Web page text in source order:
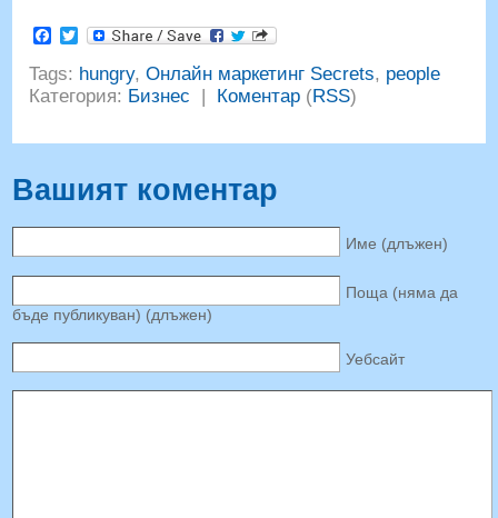
Facebook
Twitter
Tags: hungry,Онлайн маркетинг Secrets, people
Категория: Бизнес Коментар (RSS)
Вашият коментар
Име (длъжен)
Поща (няма да
бъде публикуван) (длъжен)
Уебсайт